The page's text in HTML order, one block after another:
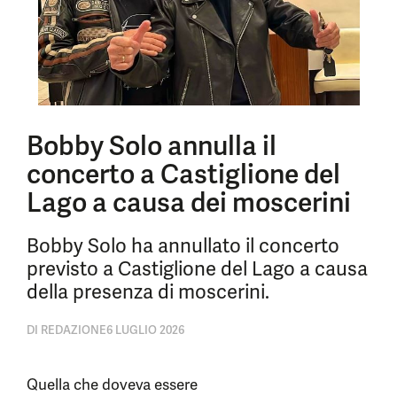
Bobby Solo annulla il
concerto a Castiglione del
Lago a causa dei moscerini
Bobby Solo ha annullato il concerto
previsto a Castiglione del Lago a causa
della presenza di moscerini.
DI REDAZIONE6 LUGLIO 2026
Quella che doveva essere